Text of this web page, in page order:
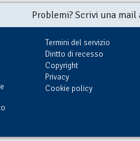
Problemi? Scrivi una
Termini del servizio
Diritto di recesso
Copyright
Privacy
Cookie policy